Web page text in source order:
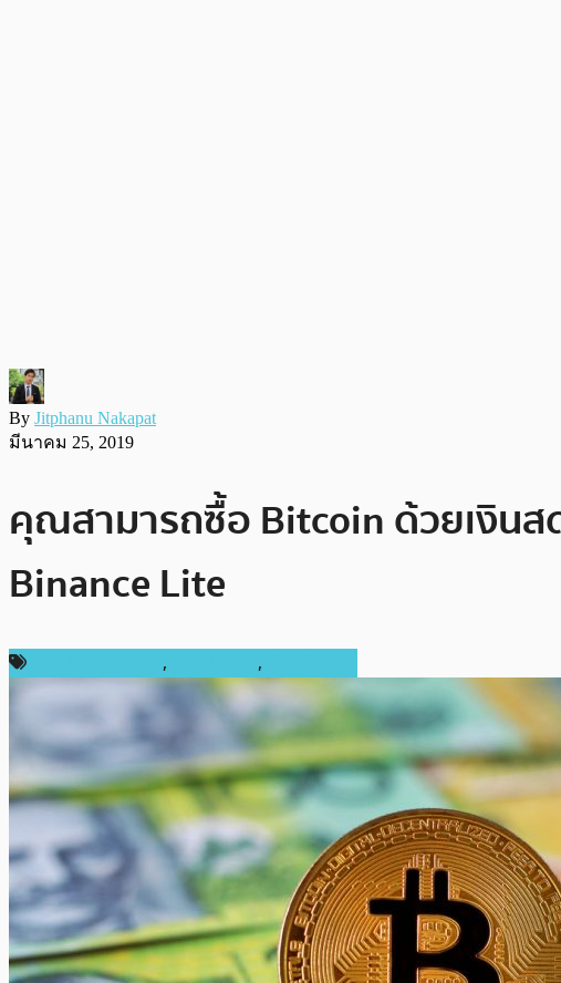
By Jitphanu Nakapat
มีนาคม 25, 2019
คุณสามารถซื้อ Bitcoin ด้วยเงินส
Binance Lite
, ,